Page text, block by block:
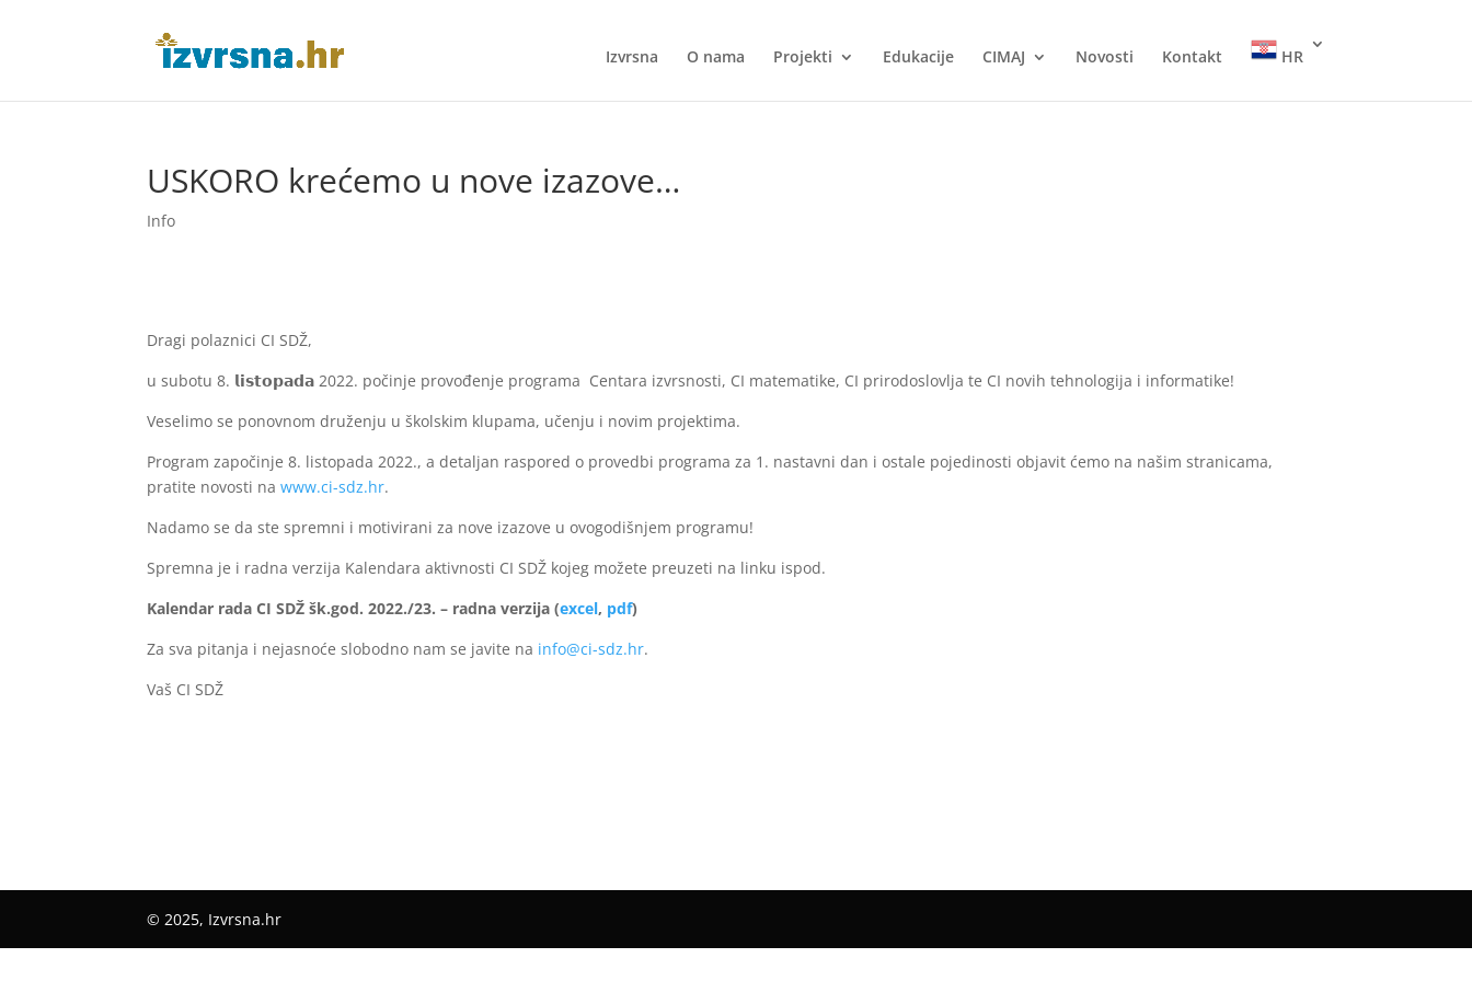
Izvrsna O nama Projekti Edukacije CIMAJ Novosti Kontakt HR
USKORO krećemo u nove izazove…
Info
Dragi polaznici CI SDŽ,
u subotu 8. 𝗹𝗶𝘀𝘁𝗼𝗽𝗮𝗱𝗮 2022. počinje provođenje programa Centara izvrsnosti, CI matematike, CI prirodoslovlja te CI novih tehnologija i informatike!
Veselimo se ponovnom druženju u školskim klupama, učenju i novim projektima.
Program započinje 8. listopada 2022., a detaljan raspored o provedbi programa za 1. nastavni dan i ostale pojedinosti objavit ćemo na našim stranicama,
pratite novosti na www.ci-sdz.hr.
Nadamo se da ste spremni i motivirani za nove izazove u ovogodišnjem programu!
Spremna je i radna verzija Kalendara aktivnosti CI SDŽ kojeg možete preuzeti na linku ispod.
Kalendar rada CI SDŽ šk.god. 2022./23. – radna verzija (excel, pdf)
Za sva pitanja i nejasnoće slobodno nam se javite na info@ci-sdz.hr.
Vaš CI SDŽ
© 2025, Izvrsna.hr